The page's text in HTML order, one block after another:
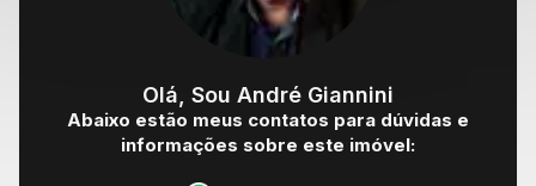
Olá, Sou André Giannini
Abaixo estão meus contatos para dúvidas e
informações sobre este imóvel: